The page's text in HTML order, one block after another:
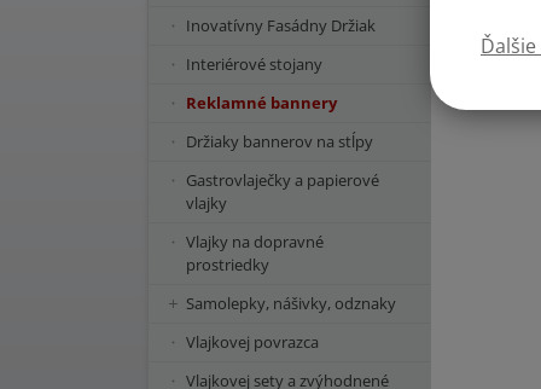
Inovatívny Fasádny Držiak
Interiérové stojany
Reklamné bannery
Držiaky bannerov na stĺpy
Gastrovlaječky a papierové
vlajky
Vlajky na dopravné
prostriedky
Samolepky, nášivky, odznaky
Vlajkovej povrazca
Vlajkovej sety a zvýhodnené